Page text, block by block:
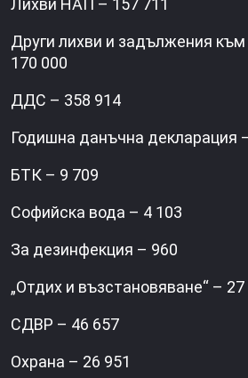
Лихви НАП – 157 711
Други лихви и задължения
170 000
ДДС – 358 914
Годишна данъчна декларация
БТК – 9 709
Софийска вода – 4 103
За дезинфекция – 960
„Отдих и възстановяване“ – 27
СДВР – 46 657
Охрана – 26 951